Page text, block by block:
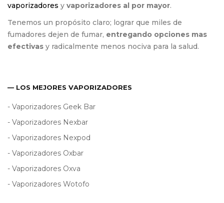
vaporizadores y vaporizadores al por mayor.
Tenemos un propósito claro; lograr que miles de
fumadores dejen de fumar, entregando opciones mas
efectivas y radicalmente menos nociva para la salud.
— LOS MEJORES VAPORIZADORES
- Vaporizadores Geek Bar
- Vaporizadores Nexbar
- Vaporizadores Nexpod
- Vaporizadores Oxbar
- Vaporizadores Oxva
- Vaporizadores Wotofo